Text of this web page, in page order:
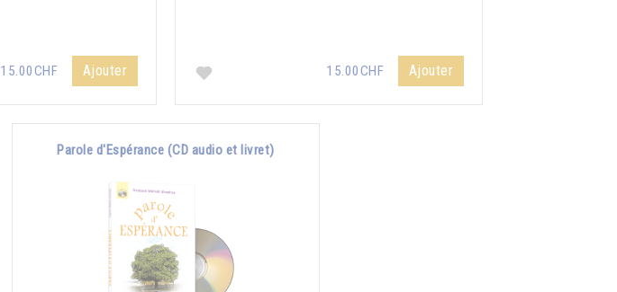
15.00CHF Ajouter 15.00CHF Ajouter
Parole d'Espérance (CD audio et livret)